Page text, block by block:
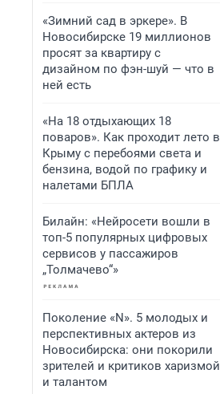
«Зимний сад в эркере». В
Новосибирске 19 миллионов
просят за квартиру с
дизайном по фэн-шуй — что в
ней есть
«На 18 отдыхающих 18
поваров». Как проходит лето в
Крыму с перебоями света и
бензина, водой по графику и
налетами БПЛА
Билайн: «Нейросети вошли в
топ-5 популярных цифровых
сервисов у пассажиров
„Толмачево“»
Поколение «N». 5 молодых и
перспективных актеров из
Новосибирска: они покорили
зрителей и критиков харизмой
и талантом